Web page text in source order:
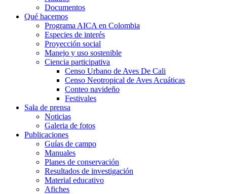
Documentos
Qué hacemos
Programa AICA en Colombia
Especies de interés
Proyección social
Manejo y uso sostenible
Ciencia participativa
Censo Urbano de Aves De Cali
Censo Neotropical de Aves Acuáticas
Conteo navideño
Festivales
Sala de prensa
Noticias
Galeria de fotos
Publicaciones
Guías de campo
Manuales
Planes de conservación
Resultados de investigación
Material educativo
Afiches